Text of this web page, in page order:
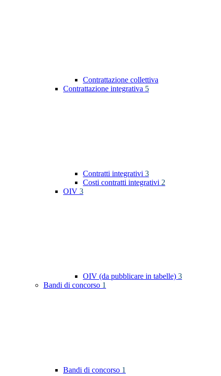
Contrattazione collettiva
Contrattazione integrativa 5
Contratti integrativi 3
Costi contratti integrativi 2
OIV 3
OIV (da pubblicare in tabelle) 3
Bandi di concorso 1
Bandi di concorso 1